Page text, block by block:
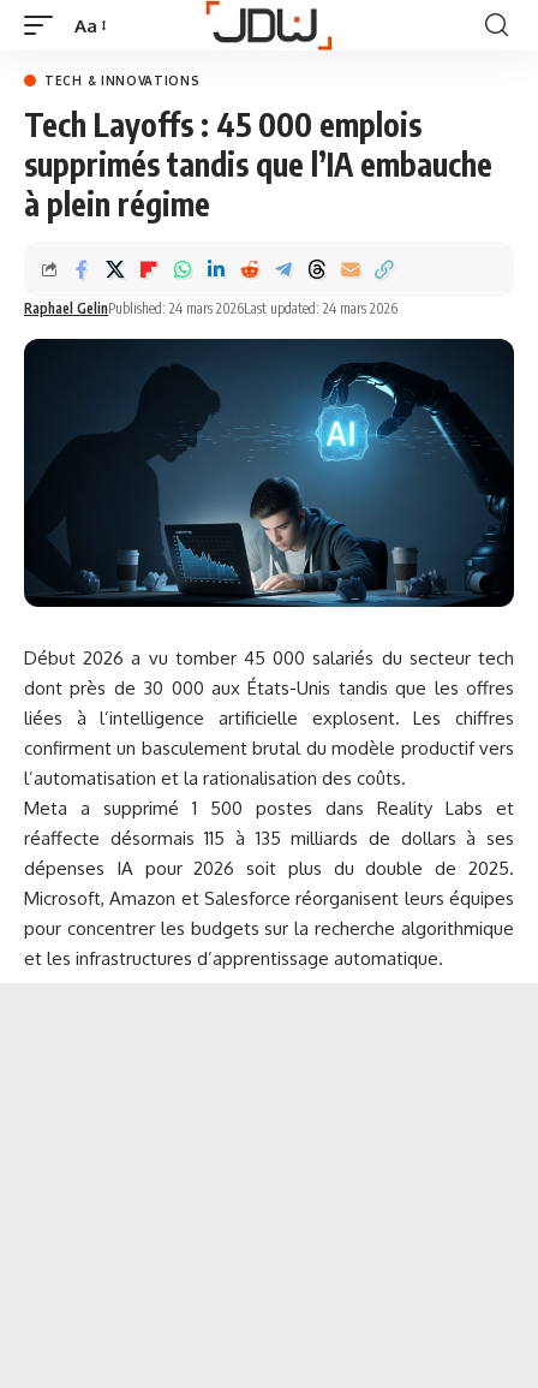
Aa
TECH & INNOVATIONS
Tech Layoffs : 45 000 emplois
supprimés tandis que l’IA embauche
à plein régime
Raphael GelinPublished: 24 mars 2026Last updated: 24 mars 2026
Début 2026 a vu tomber 45 000 salariés du secteur tech
dont près de 30 000 aux États-Unis tandis que les offres
liées à l’intelligence artificielle explosent. Les chiffres
confirment un basculement brutal du modèle productif vers
l’automatisation et la rationalisation des coûts.
Meta a supprimé 1 500 postes dans Reality Labs et
réaffecte désormais 115 à 135 milliards de dollars à ses
dépenses IA pour 2026 soit plus du double de 2025.
Microsoft, Amazon et Salesforce réorganisent leurs équipes
pour concentrer les budgets sur la recherche algorithmique
et les infrastructures d’apprentissage automatique.